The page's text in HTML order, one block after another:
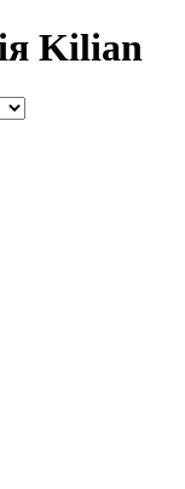
Kilian